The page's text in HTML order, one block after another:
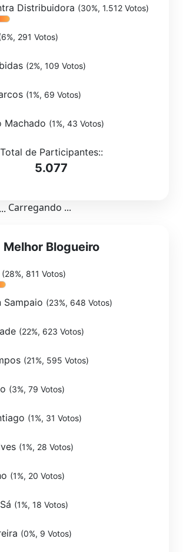
Distribuidora (30%, 1.512 Votos)
291 Votos)
(2%, 109 Votos)
(1%, 69 Votos)
Machado (1%, 43 Votos)
Total de Participantes::
5.077
Carregando ...
Melhor Blogueiro
(28%, 811 Votos)
Sampaio (23%, 648 Votos)
(22%, 623 Votos)
(21%, 595 Votos)
(3%, 79 Votos)
(1%, 31 Votos)
(1%, 28 Votos)
(1%, 20 Votos)
(1%, 18 Votos)
(0%, 9 Votos)